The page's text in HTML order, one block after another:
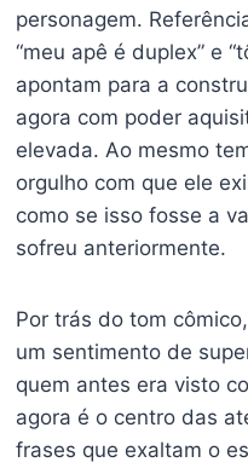
personagem.
“meu apê é duplex” e
apontam para a
agora com poder
elevada. Ao mesmo
orgulho com que ele
como se isso fosse a
sofreu anteriormente.
Por trás do tom
um sentimento de
quem antes era visto
agora é o centro das
frases que exaltam o